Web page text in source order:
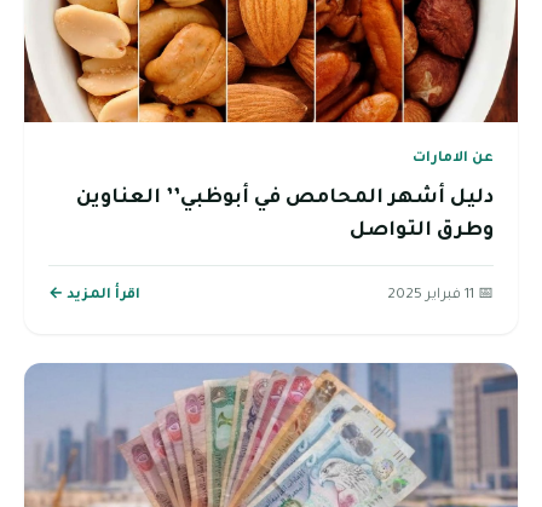
عن الامارات
دليل أشهر المحامص في أبوظبي’’ العناوين
وطرق التواصل
📅 11 فبراير 2025 اقرأ المزيد ←